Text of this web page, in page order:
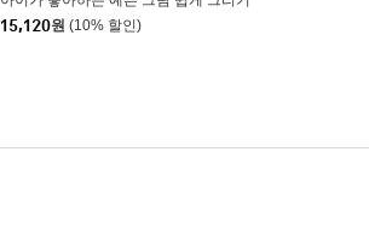
15,120원 (10% 할인)